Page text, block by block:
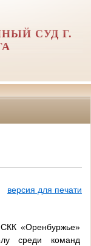
СУД Г.
версия для печати
«Оренбуржье»
среди команд